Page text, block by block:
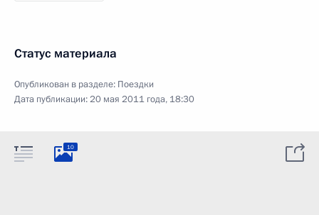
Статус материала
Опубликован в разделе: Поездки
Дата публикации:20 мая 2011 года, 18:30
10